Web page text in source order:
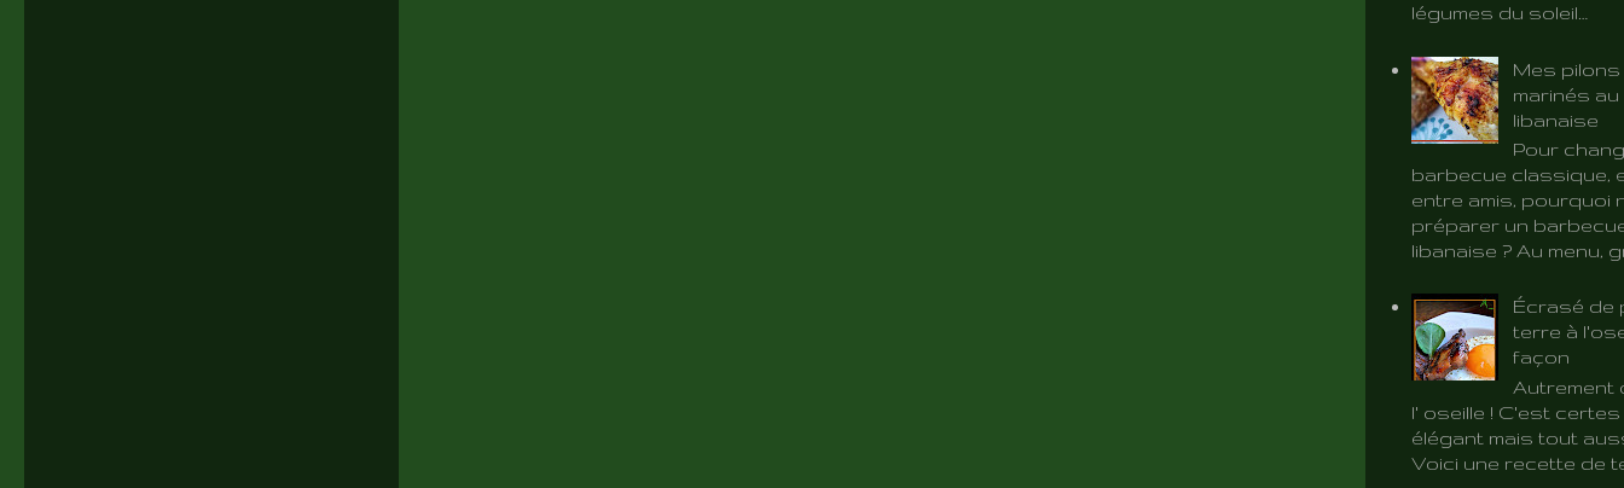
légumes du soleil…
Mes
marinés
libanaise
Pour
barbecue classique,
entre amis, pourquoi
préparer un
libanaise ? Au menu,
Écrasé de
terre à
façon
Autrement
l' oseille ! C'est certes
élégant mais tout
Voici une recette de